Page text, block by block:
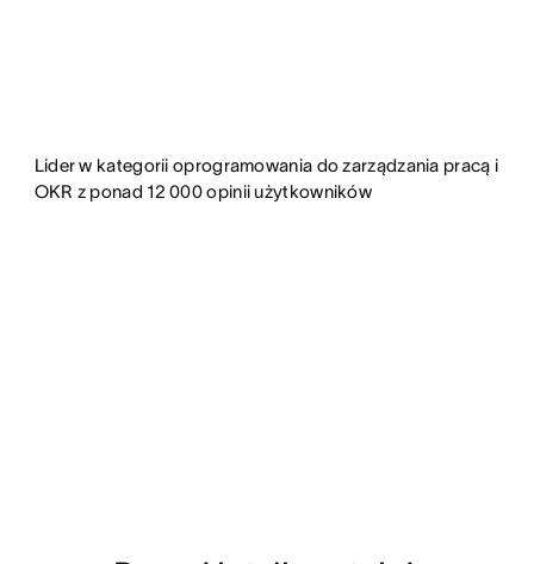
Lider w kategorii oprogramowania do zarządzania pracą i
OKR z ponad 12 000 opinii użytkowników